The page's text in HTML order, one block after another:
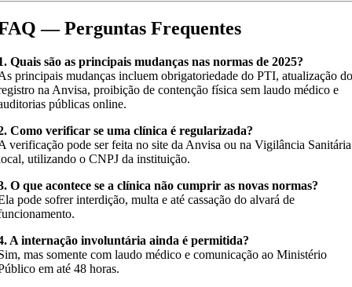
— Perguntas Frequentes
Quais são as principais mudanças nas normas de 2025?
principais mudanças incluem obrigatoriedade do PTI, atualização
na Anvisa, proibição de contenção física sem laudo médico e
públicas online.
Como verificar se uma clínica é regularizada?
verificação pode ser feita no site da Anvisa ou na Vigilância Sanitária
utilizando o CNPJ da instituição.
O que acontece se a clínica não cumprir as novas normas?
pode sofrer interdição, multa e até cassação do alvará de
A internação involuntária ainda é permitida?
mas somente com laudo médico e comunicação ao Ministério
em até 48 horas.